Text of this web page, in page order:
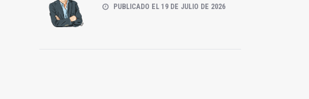
PUBLICADO EL 19 DE JULIO DE 2026